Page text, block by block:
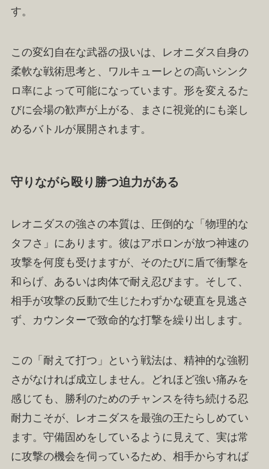
す。
この変幻自在な武器の扱いは、レオニダス自身の
柔軟な戦術思考と、ワルキューレとの高いシンク
ロ率によって可能になっています。形を変えるた
びに会場の歓声が上がる、まさに視覚的にも楽し
めるバトルが展開されます。
守りながら殴り勝つ迫力がある
レオニダスの強さの本質は、圧倒的な「物理的な
タフさ」にあります。彼はアポロンが放つ神速の
攻撃を何度も受けますが、そのたびに盾で衝撃を
和らげ、あるいは肉体で耐え忍びます。そして、
相手が攻撃の反動で生じたわずかな硬直を見逃さ
ず、カウンターで致命的な打撃を繰り出します。
この「耐えて打つ」という戦法は、精神的な強靭
さがなければ成立しません。どれほど強い痛みを
感じても、勝利のためのチャンスを待ち続ける忍
耐力こそが、レオニダスを最強の王たらしめてい
ます。守備固めをしているように見えて、実は常
に攻撃の機会を伺っているため、相手からすれば